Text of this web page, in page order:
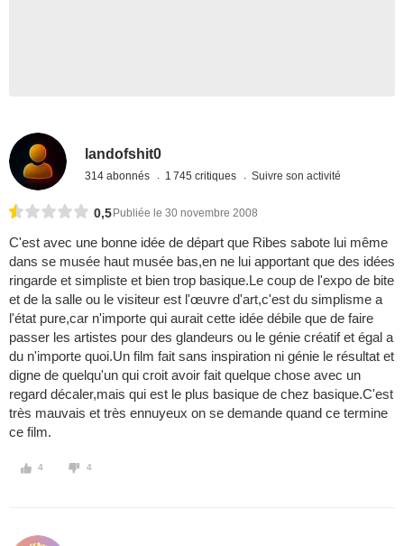
landofshit0
314 abonnés 1 745 critiques Suivre son activité
0,5 Publiée le 30 novembre 2008
C'est avec une bonne idée de départ que Ribes sabote lui même
dans se musée haut musée bas,en ne lui apportant que des idées
ringarde et simpliste et bien trop basique.Le coup de l'expo de bite
et de la salle ou le visiteur est l'œuvre d'art,c'est du simplisme a
l'état pure,car n'importe qui aurait cette idée débile que de faire
passer les artistes pour des glandeurs ou le génie créatif et égal a
du n'importe quoi.Un film fait sans inspiration ni génie le résultat et
digne de quelqu'un qui croit avoir fait quelque chose avec un
regard décaler,mais qui est le plus basique de chez basique.C'est
très mauvais et très ennuyeux on se demande quand ce termine
ce film.
4 4